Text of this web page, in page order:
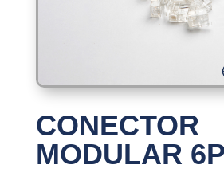
CONECTOR
MODULAR